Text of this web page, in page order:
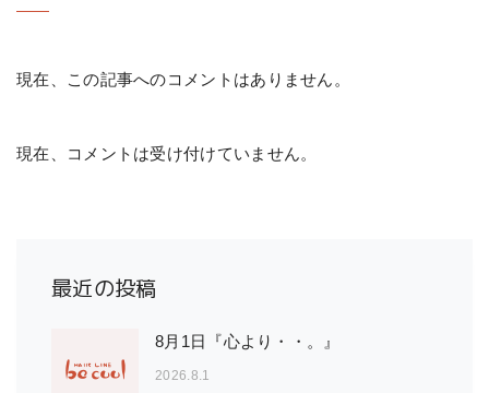
現在、この記事へのコメントはありません。
現在、コメントは受け付けていません。
最近の投稿
8月1日『心より・・。』
2026.8.1